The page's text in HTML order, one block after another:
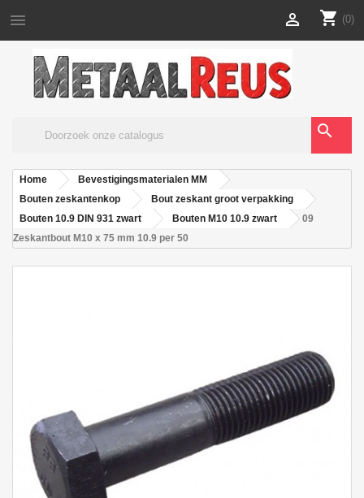
 shopping_cart (0)

search
Home
Bevestigingsmaterialen MM
Bouten zeskantenkop
Bout zeskant groot verpakking
Bouten 10.9 DIN 931 zwart
Bouten M10 10.9 zwart
09
Zeskantbout M10 x 75 mm 10.9 per 50